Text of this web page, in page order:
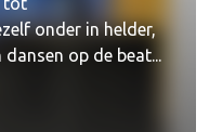
onder in helder,
op de beat...